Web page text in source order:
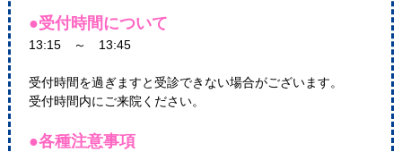
●受付時間について
13:15 ～ 13:45
受付時間を過ぎますと受診できない場合がございます。
受付時間内にご来院ください。
●各種注意事項